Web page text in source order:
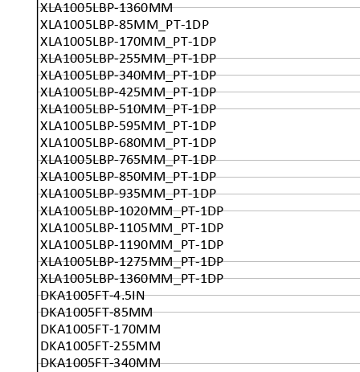
XLA1005LBP-1360MM
XLA1005LBP-85MM_PT-1DP
XLA1005LBP-170MM_PT-1DP
XLA1005LBP-255MM_PT-1DP
XLA1005LBP-340MM_PT-1DP
XLA1005LBP-425MM_PT-1DP
XLA1005LBP-510MM_PT-1DP
XLA1005LBP-595MM_PT-1DP
XLA1005LBP-680MM_PT-1DP
XLA1005LBP-765MM_PT-1DP
XLA1005LBP-850MM_PT-1DP
XLA1005LBP-935MM_PT-1DP
XLA1005LBP-1020MM_PT-1DP
XLA1005LBP-1105MM_PT-1DP
XLA1005LBP-1190MM_PT-1DP
XLA1005LBP-1275MM_PT-1DP
XLA1005LBP-1360MM_PT-1DP
DKA1005FT-4.5IN
DKA1005FT-85MM
DKA1005FT-170MM
DKA1005FT-255MM
DKA1005FT-340MM